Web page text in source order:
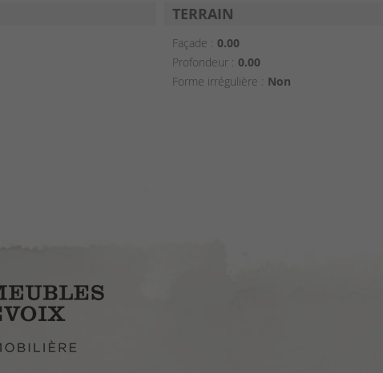
TERRAIN
Façade : 0.00
Profondeur : 0.00
Forme irrégulière : Non